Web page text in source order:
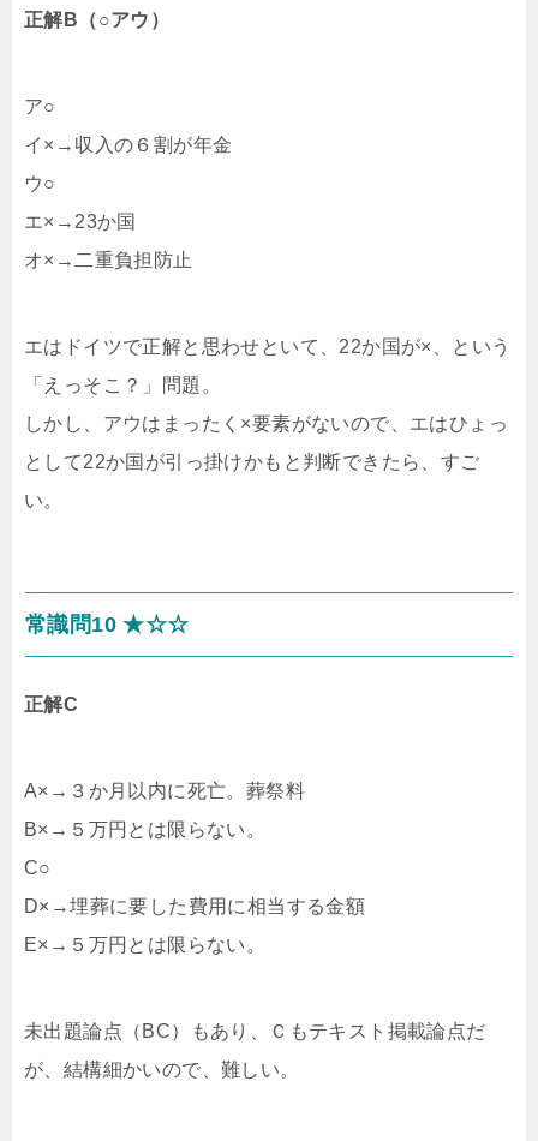
正解B（○アウ）
ア○
イ×→収入の６割が年金
ウ○
エ×→23か国
オ×→二重負担防止
エはドイツで正解と思わせといて、22か国が×、という
「えっそこ？」問題。
しかし、アウはまったく×要素がないので、エはひょっ
として22か国が引っ掛けかもと判断できたら、すご
い。
常識問10 ★☆☆
正解C
A×→３か月以内に死亡。葬祭料
B×→５万円とは限らない。
C○
D×→埋葬に要した費用に相当する金額
E×→５万円とは限らない。
未出題論点（BC）もあり、Ｃもテキスト掲載論点だ
が、結構細かいので、難しい。